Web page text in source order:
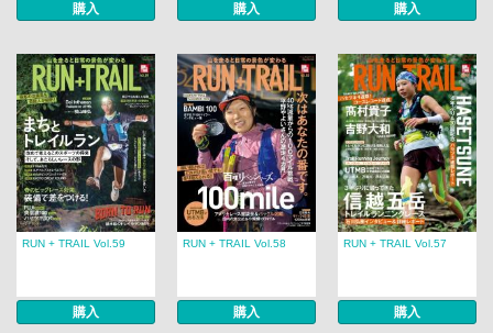
購入 購入 購入
RUN + TRAIL Vol.59
購入
RUN + TRAIL Vol.58
購入
RUN + TRAIL Vol.57
購入